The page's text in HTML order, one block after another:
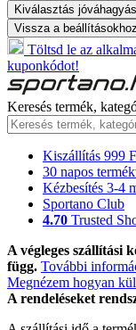
Kiválasztás
Vissza a beállításokhoz
Töltsd le az
kuponkódot!
Keresés termék,
Kiszállítás 999
30 napos
Kézbesítés 3-4
Sportano Club
4.70 Trusted
A végleges szállítási
függ. További
Megnézem hogyan
A rendeléseket